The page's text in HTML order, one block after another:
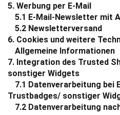
5. Werbung per E-Mail
5.1 E-Mail-Newsletter mit
5.2 Newsletterversand
6. Cookies und weitere
Allgemeine Informationen
7. Integration des Trusted
sonstiger Widgets
7.1 Datenverarbeitung bei
Trustbadges/ sonstiger
7.2 Datenverarbeitung